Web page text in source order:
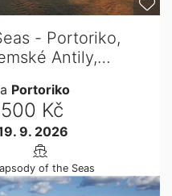
- Portoriko,
Antily,…
Portoriko
Kč
9. 2026
of the Seas